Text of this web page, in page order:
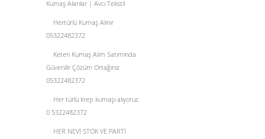
Kumaş Alanlar | Avcı Tekstil
Hertürlü Kumaş Alınır
05322482372
Keten Kumaş Alım Satımında
Güvenilir Çözüm Ortağınız
05322482372
Her türlü krep kumaşı alıyoruz
0 5322482372
HER NEVİ STOK VE PARTİ